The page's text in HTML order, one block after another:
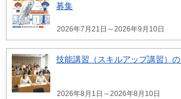
募集
2026年7月21日～2026年9月10日
技能講習（スキルアップ講習）
2026年8月1日～2026年8月10日